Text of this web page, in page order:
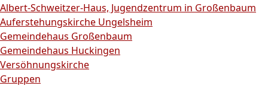
Albert-Schweitzer-Haus, Jugendzentrum in Großenbaum
Auferstehungskirche Ungelsheim
Gemeindehaus Großenbaum
Gemeindehaus Huckingen
Versöhnungskirche
Gruppen